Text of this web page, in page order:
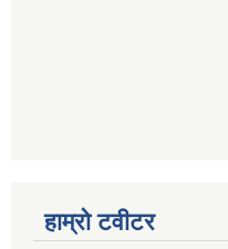
हाम्रो टवीटर